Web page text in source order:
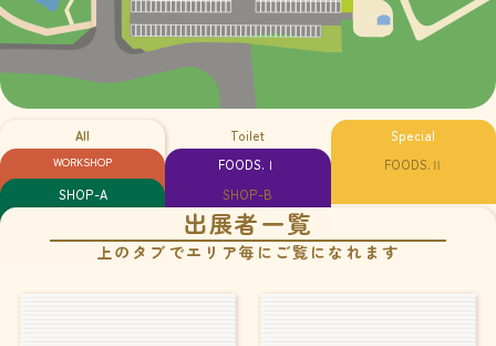
All Toilet Special
WORKSHOP FOODS.Ⅰ
FOODS.Ⅱ
SHOP-A
SHOP-B
出展者一覧
上のタブでエリア毎にご覧になれます